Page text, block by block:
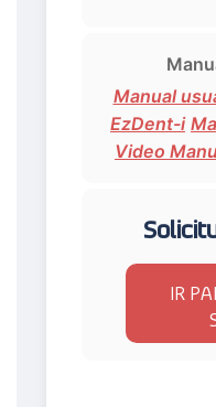
Manual
EzDent-i
Video
IR